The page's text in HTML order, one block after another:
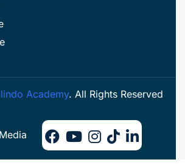
Academy. All Rights Reserved